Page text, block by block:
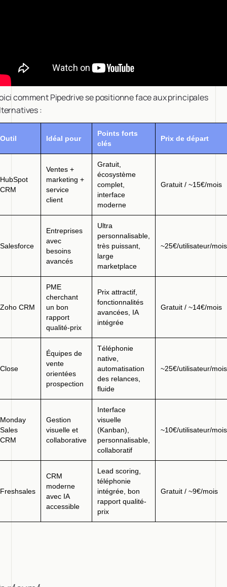
comment Pipedrive se positionne face aux principales
:
Outil Idéal pour
Points forts
clés
Prix de départ
HubSpot
CRM
Ventes +
marketing +
service
client
Gratuit,
écosystème
complet,
interface
moderne
Gratuit / ~15€/mois
Salesforce
Entreprises
avec
besoins
avancés
Ultra
personnalisable,
très puissant,
large
marketplace
~25€/utilisateur/mois
Zoho CRM
PME
cherchant
un bon
rapport
qualité-prix
Prix attractif,
fonctionnalités
avancées, IA
intégrée
Gratuit / ~14€/mois
Close
Équipes de
vente
orientées
prospection
Téléphonie
native,
automatisation
des relances,
fluide
~25€/utilisateur/mois
Monday
Sales
CRM
Gestion
visuelle et
collaborative
Interface
visuelle
(Kanban),
personnalisable,
collaboratif
~10€/utilisateur/mois
Freshsales
CRM
moderne
avec IA
accessible
Lead scoring,
téléphonie
intégrée, bon
rapport qualité-
prix
Gratuit / ~9€/mois